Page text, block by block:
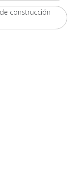
construcción